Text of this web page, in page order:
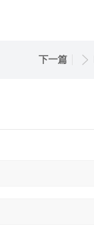
下一篇